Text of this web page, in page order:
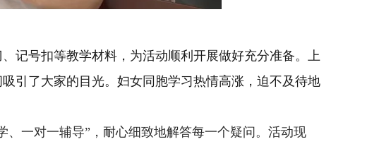
记号扣等教学材料，为活动顺利开展做好充分准备。上
引了大家的目光。妇女同胞学习热情高涨，迫不及待地
、一对一辅导”，耐心细致地解答每一个疑问。活动现